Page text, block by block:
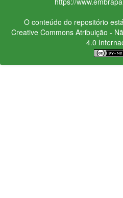
O conteúdo do repositório
Creative CommonsAtribuição -
4.0